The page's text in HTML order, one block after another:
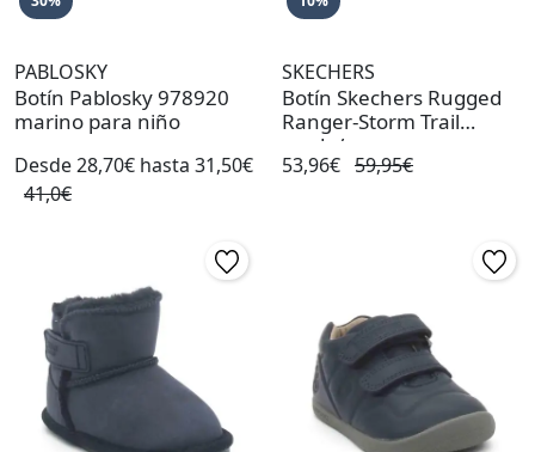
PABLOSKY
Botín Pablosky 978920
marino para niño
Desde 28,70€ hasta 31,50€
41,0€
SKECHERS
Botín Skechers Rugged
Ranger-Storm Trail
verde/neg
53,96€ 59,95€